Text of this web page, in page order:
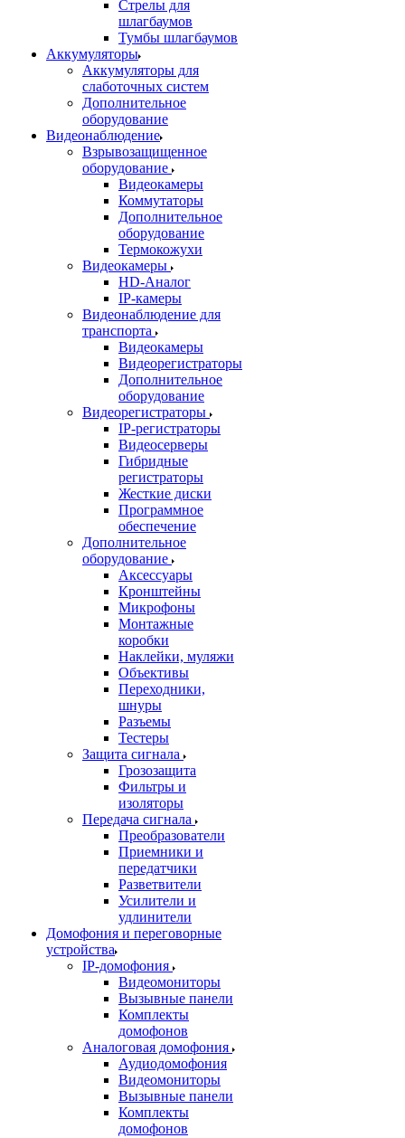
Стрелы для
шлагбаумов
Тумбы шлагбаумов
Аккумуляторы
Аккумуляторы для
слаботочных систем
Дополнительное
оборудование
Видеонаблюдение
Взрывозащищенное
оборудование
Видеокамеры
Коммутаторы
Дополнительное
оборудование
Термокожухи
Видеокамеры
HD-Аналог
IP-камеры
Видеонаблюдение для
транспорта
Видеокамеры
Видеорегистраторы
Дополнительное
оборудование
Видеорегистраторы
IP-регистраторы
Видеосерверы
Гибридные
регистраторы
Жесткие диски
Программное
обеспечение
Дополнительное
оборудование
Аксессуары
Кронштейны
Микрофоны
Монтажные
коробки
Наклейки, муляжи
Объективы
Переходники,
шнуры
Разъемы
Тестеры
Защита сигнала
Грозозащита
Фильтры и
изоляторы
Передача сигнала
Преобразователи
Приемники и
передатчики
Разветвители
Усилители и
удлинители
Домофония и переговорные
устройства
IP-домофония
Видеомониторы
Вызывные панели
Комплекты
домофонов
Аналоговая домофония
Аудиодомофония
Видеомониторы
Вызывные панели
Комплекты
домофонов